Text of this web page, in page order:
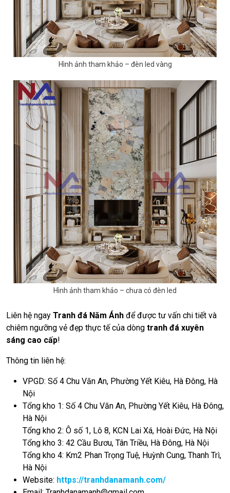
Hình ảnh tham khảo – đèn led vàng
Hình ảnh tham khảo – chưa có đèn led
Liên hệ ngay Tranh đá Năm Ánh để được tư vấn chi tiết và
chiêm ngưỡng vẻ đẹp thực tế của dòng tranh đá xuyên
sáng cao cấp!
Thông tin liên hệ:
VPGD: Số 4 Chu Văn An, Phường Yết Kiêu, Hà Đông, Hà
Nội
Tổng kho 1: Số 4 Chu Văn An, Phường Yết Kiêu, Hà Đông,
Hà Nội
Tổng kho 2: Ô số 1, Lô 8, KCN Lai Xá, Hoài Đức, Hà Nội
Tổng kho 3: 42 Cầu Bươu, Tân Triều, Hà Đông, Hà Nội
Tổng kho 4: Km2 Phan Trọng Tuệ, Huỳnh Cung, Thanh Trì,
Hà Nội
Website: https://tranhdanamanh.com/